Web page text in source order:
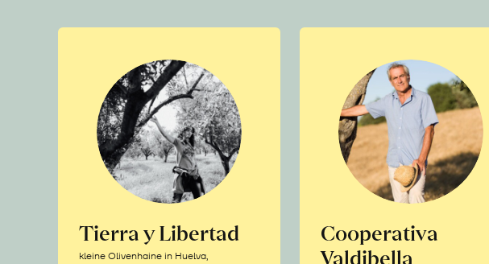
Tierra y Libertad
kleine Olivenhaine in Huelva,
Cooperativa
Valdibella